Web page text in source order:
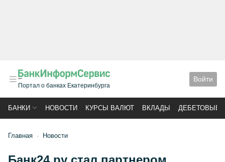
Портал о банках Екатеринбурга
Войти
БАНКИ НОВОСТИ КУРСЫ ВАЛЮТ ВКЛАДЫ ДЕБЕТОВЫЕ
Главная Новости